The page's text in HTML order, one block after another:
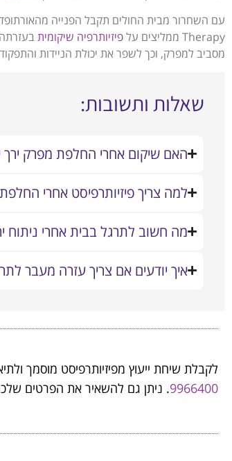
עם השחרור מבית החולים תקבל הפנייה
Therapy ממליצים על
פיזיותרפיה שיקומית
מסביב למפרק, וכך לשפר את יכולת הניידות
שאלות ותשובות:
האם שיקום אחרי החלפת מפרק ירך
למה צריך פיזיותרפיסט אחרי
מה חשוב לתרגל בבית אחרי ניתוח
איך יודעים אם צריך עזרה מעבר
לקבלת שיחת ייעוץ מפיזיותרפיסט מוסמך
9966400. ניתן גם להשאיר את הפרטים